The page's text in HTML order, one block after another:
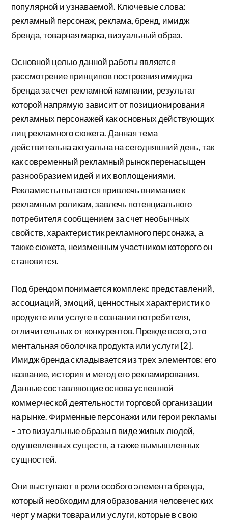
популярной и узнаваемой. Ключевые слова:
рекламный персонаж, реклама, бренд, имидж
бренда, товарная марка, визуальный образ.
Основной целью данной работы является
рассмотрение принципов построения имиджа
бренда за счет рекламной кампании, результат
которой напрямую зависит от позиционирования
рекламных персонажей как основных действующих
лиц рекламного сюжета. Данная тема
действительна актуальна на сегодняшний день, так
как современный рекламный рынок перенасыщен
разнообразием идей и их воплощениями.
Рекламисты пытаются привлечь внимание к
рекламным роликам, завлечь потенциального
потребителя сообщением за счет необычных
свойств, характеристик рекламного персонажа, а
также сюжета, неизменным участником которого он
становится.
Под брендом понимается комплекс представлений,
ассоциаций, эмоций, ценностных характеристик о
продукте или услуге в сознании потребителя,
отличительных от конкурентов. Прежде всего, это
ментальная оболочка продукта или услуги [2].
Имидж бренда складывается из трех элементов: его
название, история и метод его рекламирования.
Данные составляющие основа успешной
коммерческой деятельности торговой организации
на рынке. Фирменные персонажи или герои рекламы
– это визуальные образы в виде живых людей,
одушевленных существ, а также вымышленных
сущностей.
Они выступают в роли особого элемента бренда,
который необходим для образования человеческих
черт у марки товара или услуги, которые в свою